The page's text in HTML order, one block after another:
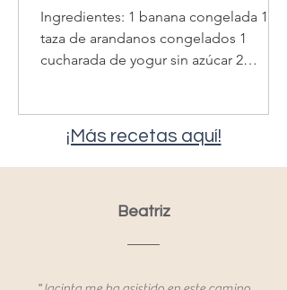
Ingredientes: 1 banana congelada 1/4
taza de arandanos congelados 1
cucharada de yogur sin azúcar 2
cremosa.
¡Más recetas aquí!
Beatriz